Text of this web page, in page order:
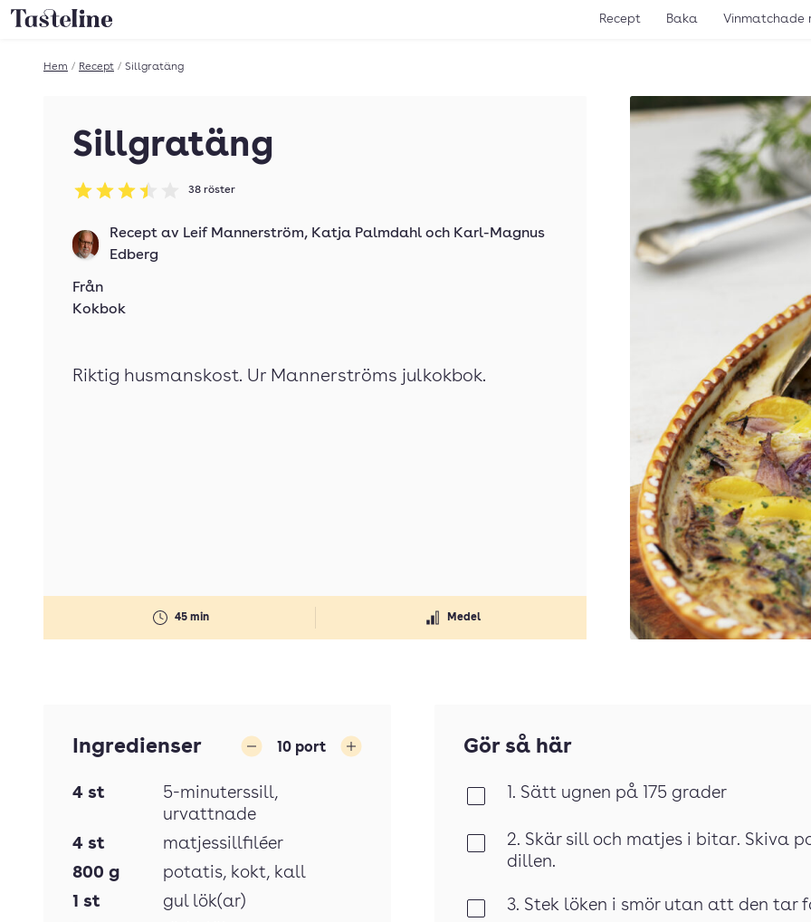
Till Tastelines startsida Recept Baka Vinmatchade
Hem / Recept / Sillgratäng
Sillgratäng
Betyg: 3.47 av 5
38 röster
45 min Medel
Recept av Leif Mannerström, Katja Palmdahl och Karl-Magnus
Edberg
Från
Kokbok
Riktig husmanskost. Ur Mannerströms julkokbok.
Ingredienser 10 port
4 st 5-minuterssill,
urvattnade
4 st
matjessillfiléer
800 g potatis, kokt, kall
1 st
gul lök(ar)
Gör så här
1. Sätt ugnen på 175 grader
2. Skär sill och matjes i bitar. Skiva
dillen.
3. Stek löken i smör utan att den tar